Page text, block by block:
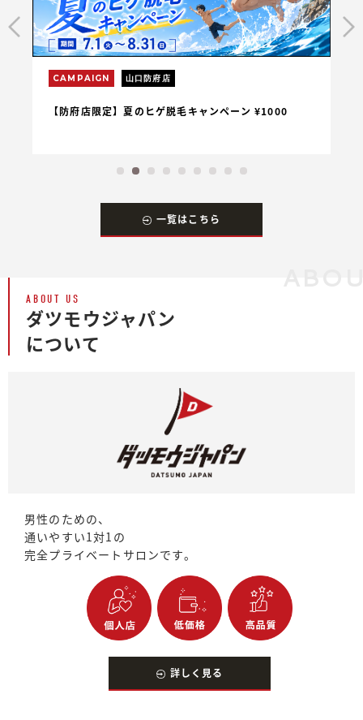
CAMPAIGN 山口防府店
【防府店限定】夏のヒゲ脱毛キャンペーン ¥1000
一覧はこちら
ABOUT US
ダツモウジャパン
について
男性のための、
通いやすい1対1の
完全プライベートサロンです。
詳しく見る